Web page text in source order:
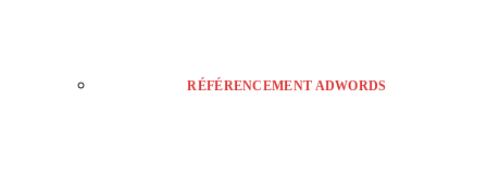
RÉFÉRENCEMENT ADWORDS